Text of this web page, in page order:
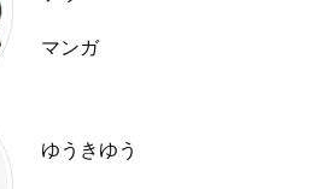
マンガ
ゆうきゆう